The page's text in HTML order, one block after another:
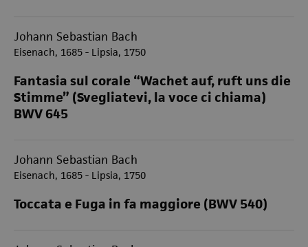
Johann Sebastian Bach
Eisenach, 1685 - Lipsia, 1750
Fantasia sul corale “Wachet auf, ruft uns die
Stimme” (Svegliatevi, la voce ci chiama)
BWV 645
Johann Sebastian Bach
Eisenach, 1685 - Lipsia, 1750
Toccata e Fuga in fa maggiore (BWV 540)